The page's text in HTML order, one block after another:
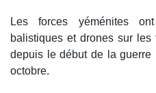
Les forces yéménites
balistiques et drones sur les
depuis le début de la
octobre.